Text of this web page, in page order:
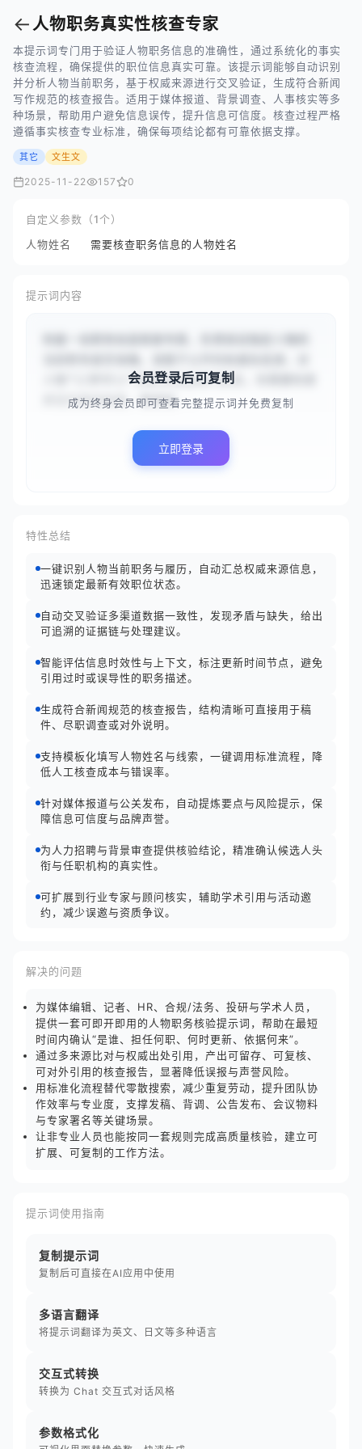
←人物职务真实性核查专家
本提示词专门用于验证人物职务信息的准确性，通过系统化的事实
核查流程，确保提供的职位信息真实可靠。该提示词能够自动识别
并分析人物当前职务，基于权威来源进行交叉验证，生成符合新闻
写作规范的核查报告。适用于媒体报道、背景调查、人事核实等多
种场景，帮助用户避免信息误传，提升信息可信度。核查过程严格
遵循事实核查专业标准，确保每项结论都有可靠依据支撑。
其它 文生文
2025-11-22 157 0
自定义参数（1个）
人物姓名
需要核查职务信息的人物姓名
提示词内容
人物“{{李华}}”的职务信息进行核实。你需要检索
并交叉验证信息，确保结...
会员登录后可复制
成为终身会员即可查看完整提示词并免费复制
立即登录
特性总结
一键识别人物当前职务与履历，自动汇总权威来源信息，
迅速锁定最新有效职位状态。
自动交叉验证多渠道数据一致性，发现矛盾与缺失，给出
可追溯的证据链与处理建议。
智能评估信息时效性与上下文，标注更新时间节点，避免
引用过时或误导性的职务描述。
生成符合新闻规范的核查报告，结构清晰可直接用于稿
件、尽职调查或对外说明。
支持模板化填写人物姓名与线索，一键调用标准流程，降
低人工核查成本与错误率。
针对媒体报道与公关发布，自动提炼要点与风险提示，保
障信息可信度与品牌声誉。
为人力招聘与背景审查提供核验结论，精准确认候选人头
衔与任职机构的真实性。
可扩展到行业专家与顾问核实，辅助学术引用与活动邀
约，减少误邀与资质争议。
解决的问题
为媒体编辑、记者、HR、合规/法务、投研与学术人员，
提供一套可即开即用的人物职务核验提示词，帮助在最短
时间内确认“是谁、担任何职、何时更新、依据何来”。
通过多来源比对与权威出处引用，产出可留存、可复核、
可对外引用的核查报告，显著降低误报与声誉风险。
用标准化流程替代零散搜索，减少重复劳动，提升团队协
作效率与专业度，支撑发稿、背调、公告发布、会议物料
与专家署名等关键场景。
让非专业人员也能按同一套规则完成高质量核验，建立可
扩展、可复制的工作方法。
提示词使用指南
复制提示词
复制后可直接在AI应用中使用
多语言翻译
将提示词翻译为英文、日文等多种语言
交互式转换
转换为 Chat 交互式对话风格
参数格式化